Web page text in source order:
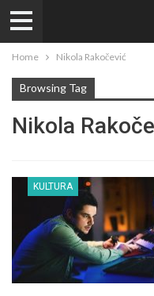
Home Nikola Rakočević
Browsing Tag
Nikola
KULTURA